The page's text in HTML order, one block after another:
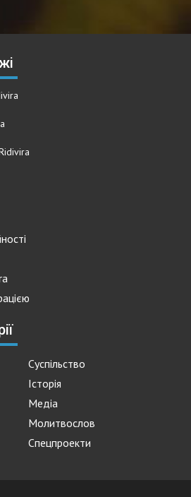
Суспільство
Історія
Медіа
Молитвослов
Спецпроекти